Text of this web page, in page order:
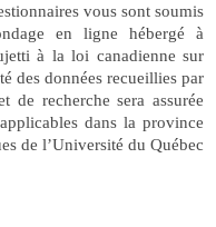
vous sont soumis
en ligne hébergé à
à la loi canadienne sur
des données recueillies par
de recherche sera assurée
dans la province
de l’Université du Québec